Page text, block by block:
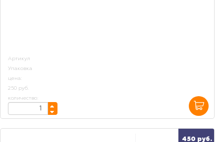
Артикул
Упаковка
цена:
250 руб.
количество:
450 руб.